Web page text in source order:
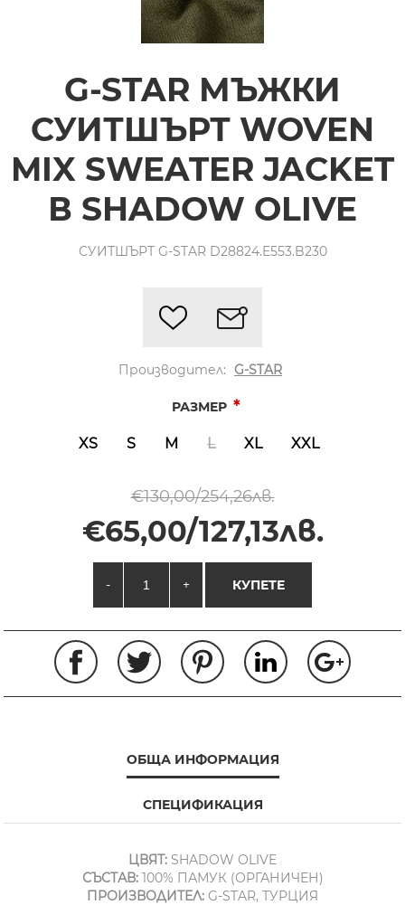
G-STAR МЪЖКИ
СУИТШЪРТ WOVEN
MIX SWEATER JACKET
В SHADOW OLIVE
СУИТШЪРТ G-STAR D28824.E553.B230
Производител: G-STAR
РАЗМЕР *
XS S M L XL XXL
€130,00/254,26лв.
€65,00/127,13лв.
- + КУПЕТЕ
ОБЩА ИНФОРМАЦИЯ
СПЕЦИФИКАЦИЯ
ЦВЯТ: SHADOW OLIVE
СЪСТАВ:100% ПАМУК (ОРГАНИЧЕН)
ПРОИЗВОДИТЕЛ: G-STAR, ТУРЦИЯ